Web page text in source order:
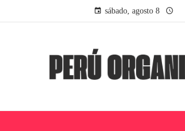
sábado, agosto 8